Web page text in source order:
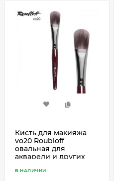
Кисть для макияжа
vo20 Roubloff
овальная для
акварели и других
пестрая синтетика
В НАЛИЧИИ